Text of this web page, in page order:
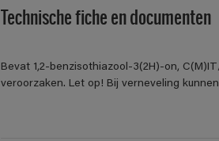
Technische fiche en documenten
Bevat 1,2-benzisothiazool-3(2H)-on,
veroorzaken. Let op! Bij verneveling